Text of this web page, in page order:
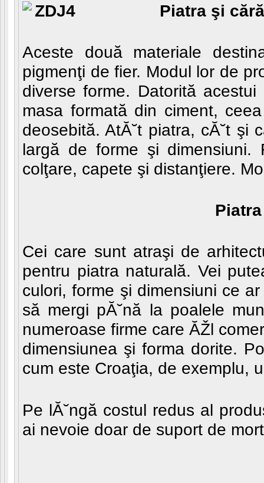
Piatra şi
Aceste două materiale
pigmenţi de fier. Modul lor de
diverse forme. Datorită
masa formată din ciment,
deosebită. AtĂ˘t piatra, cĂ˘t şi
largă de forme şi dimensiuni.
colţare, capete şi distanţiere.
Cei care sunt atraşi de
pentru piatra naturală. Vei
culori, forme şi dimensiuni ce
să mergi pĂ˘nă la poalele
numeroase firme care ĂŽl
dimensiunea şi forma dorite.
cum este Croaţia, de exemplu,
Pe lĂ˘ngă costul redus al
ai nevoie doar de suport de